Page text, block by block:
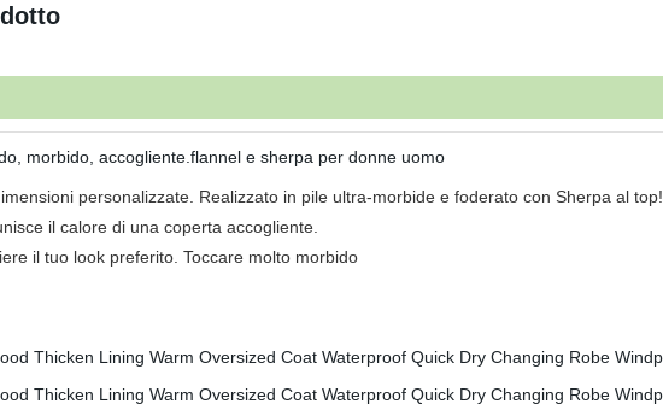
morbido, accogliente.flannel e sherpa per donne uomo
personalizzate. Realizzato in pile ultra-morbide e foderato con Sherpa al top!
il calore di una coperta accogliente.
il tuo look preferito. Toccare molto morbido